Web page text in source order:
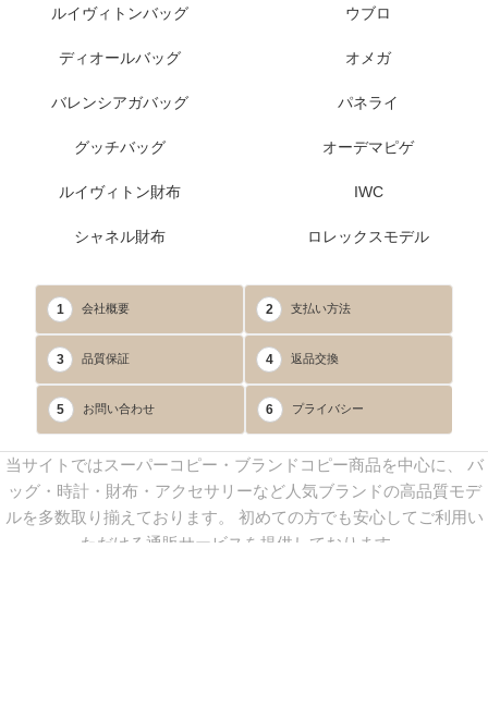
ルイヴィトンバッグ
ディオールバッグ
バレンシアガバッグ
グッチバッグ
ルイヴィトン財布
シャネル財布
ウブロ
オメガ
パネライ
オーデマピゲ
IWC
ロレックスモデル
1 会社概要 2 支払い方法
3 品質保証 4 返品交換
5 お問い合わせ 6 プライバシー
当サイトではスーパーコピー・ブランドコピー商品を中心に、 バ
ッグ・時計・財布・アクセサリーなど人気ブランドの高品質モデ
ルを多数取り揃えております。 初めての方でも安心してご利用い
ただける通販サービスを提供しております。